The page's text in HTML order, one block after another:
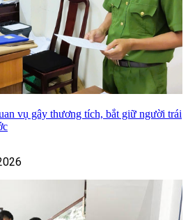
vụ gây thương tích, bắt giữ người trái